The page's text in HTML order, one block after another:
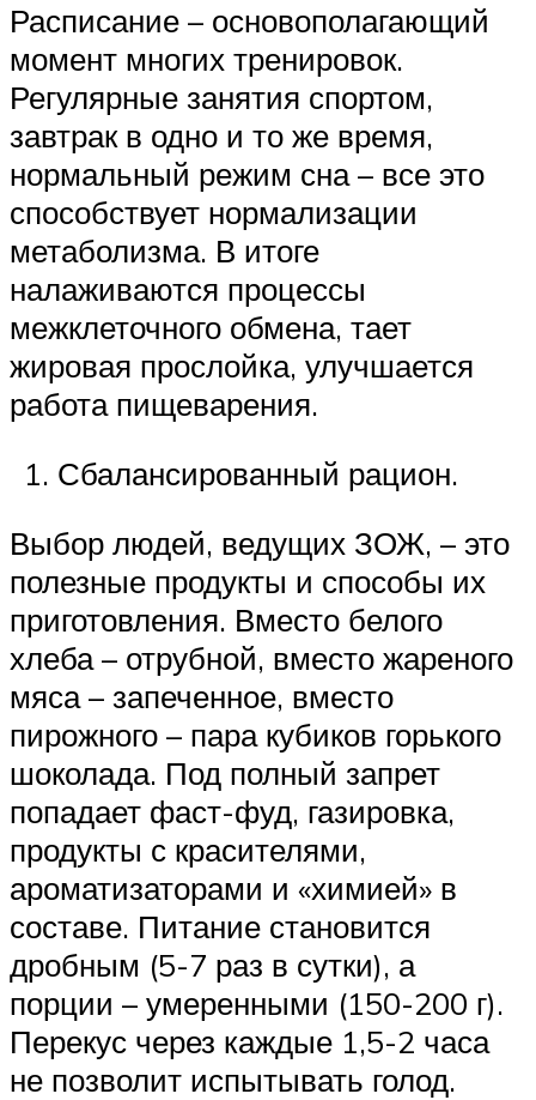
Расписание – основополагающий
момент многих тренировок.
Регулярные занятия спортом,
завтрак в одно и то же время,
нормальный режим сна – все это
способствует нормализации
метаболизма. В итоге
налаживаются процессы
межклеточного обмена, тает
жировая прослойка, улучшается
работа пищеварения.
Сбалансированный рацион.
Выбор людей, ведущих ЗОЖ, – это
полезные продукты и способы их
приготовления. Вместо белого
хлеба – отрубной, вместо жареного
мяса – запеченное, вместо
пирожного – пара кубиков горького
шоколада. Под полный запрет
попадает фаст-фуд, газировка,
продукты с красителями,
ароматизаторами и «химией» в
составе. Питание становится
дробным (5-7 раз в сутки), а
порции – умеренными (150-200 г).
Перекус через каждые 1,5-2 часа
не позволит испытывать голод.